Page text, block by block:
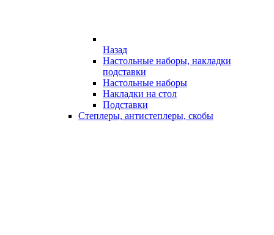
Назад
Настольные наборы, накладки
подставки
Настольные наборы
Накладки на стол
Подставки
Степлеры, антистеплеры, скобы